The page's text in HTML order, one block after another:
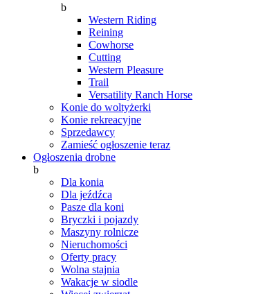
b
Western Riding
Reining
Cowhorse
Cutting
Western Pleasure
Trail
Versatility Ranch Horse
Konie do woltyżerki
Konie rekreacyjne
Sprzedawcy
Zamieść ogłoszenie teraz
Ogłoszenia drobne
b
Dla konia
Dla jeźdźca
Pasze dla koni
Bryczki i pojazdy
Maszyny rolnicze
Nieruchomości
Oferty pracy
Wolna stajnia
Wakacje w siodle